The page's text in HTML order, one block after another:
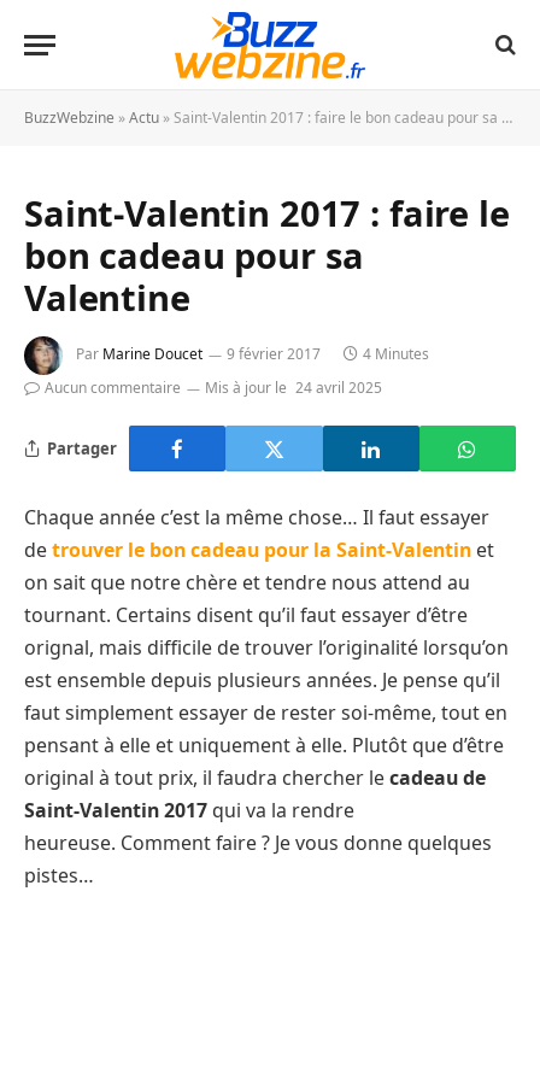
BuzzWebzine »Actu »Saint-Valentin 2017 : faire le bon cadeau pour sa Valentine
Saint-Valentin 2017 : faire le
bon cadeau pour sa
Valentine
Par Marine Doucet 9 février 2017
4 Minutes
Aucun commentaire
Mis à jour le 24 avril 2025
Partager
Chaque année c’est la même chose… Il faut essayer
detrouver le bon cadeau pour la Saint-Valentin et
on sait que notre chère et tendre nous attend au
tournant. Certains disent qu’il faut essayer d’être
orignal, mais difficile de trouver l’originalité lorsqu’on
est ensemble depuis plusieurs années. Je pense qu’il
faut simplement essayer de rester soi-même, tout en
pensant à elle et uniquement à elle. Plutôt que d’être
original à tout prix, il faudra chercher lecadeau de
Saint-Valentin 2017 qui va la rendre
heureuse. Comment faire ? Je vous donne quelques
pistes…